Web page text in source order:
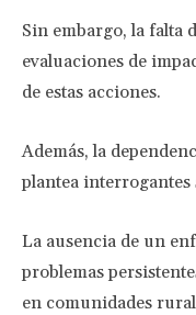
Sin embargo, la falta
evaluaciones de
de estas acciones.
Además, la
plantea
La ausencia de un
problemas
en comunidades